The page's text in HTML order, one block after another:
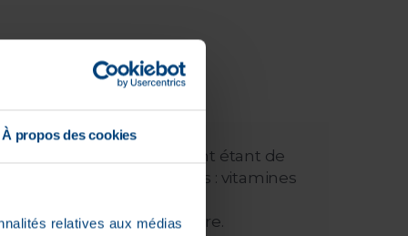
À propos des cookies
relatives aux médias
lumière. Ce vieillissement étant de
des antioxydants : vitamines
à visée oculaire.